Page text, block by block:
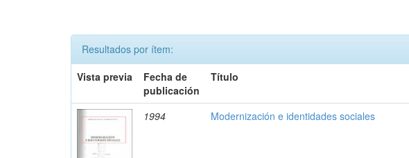
Resultados por ítem:
Vista previa
Fecha de
publicación
Título
1994 Modernización e identidades sociales